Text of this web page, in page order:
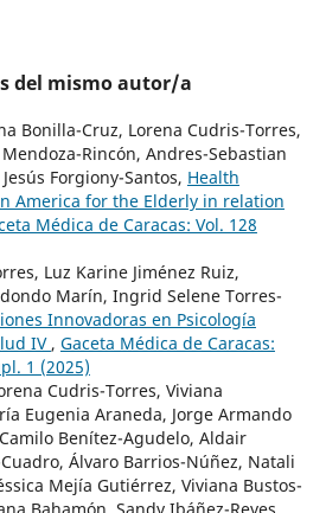
del mismo autor/a
Bonilla-Cruz, Lorena Cudris-Torres,
Rincón, Andres-Sebastian
Forgiony-Santos, Health
America for the Elderly in relation
Médica de Caracas: Vol. 128
Luz Karine Jiménez Ruiz,
Marín, Ingrid Selene Torres-
Innovadoras en Psicología
IV , Gaceta Médica de Caracas:
1 (2025)
Cudris-Torres, Viviana
Eugenia Araneda, Jorge Armando
Benítez-Agudelo, Aldair
Álvaro Barrios-Núñez, Natali
Mejía Gutiérrez, Viviana Bustos-